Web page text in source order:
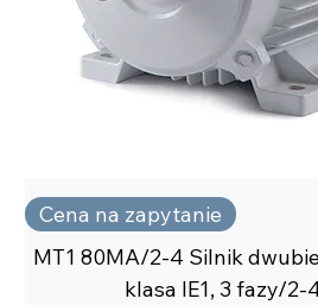
Cena na zapytanie
MT1 80MA/2-4 Silnik
klasa IE1, 3 fazy/2-